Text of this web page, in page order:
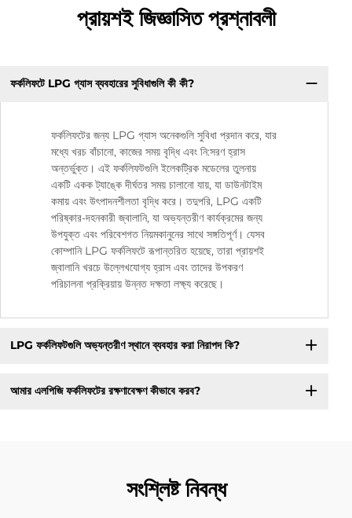
প্রায়শই জিজ্ঞাসিত প্রশ্নাবলী
ফর্কলিফটে LPG গ্যাস ব্যবহারের সুবিধাগুলি কী কী?
ফর্কলিফটের জন্য LPG গ্যাস অনেকগুলি সুবিধা প্রদান করে, যার
মধ্যে খরচ বাঁচানো, কাজের সময় বৃদ্ধি এবং নি:সরণ হ্রাস
অন্তর্ভুক্ত। এই ফর্কলিফটগুলি ইলেকট্রিক মডেলের তুলনায়
একটি একক ট্যাঙ্কে দীর্ঘতর সময় চালানো যায়, যা ডাউনটাইম
কমায় এবং উৎপাদনশীলতা বৃদ্ধি করে। তদুপরি, LPG একটি
পরিষ্কার-দহনকারী জ্বালানি, যা অভ্যন্তরীণ কার্যক্রমের জন্য
উপযুক্ত এবং পরিবেশগত নিয়মকানুনের সাথে সঙ্গতিপূর্ণ। যেসব
কোম্পানি LPG ফর্কলিফটে রূপান্তরিত হয়েছে, তারা প্রায়শই
জ্বালানি খরচে উল্লেখযোগ্য হ্রাস এবং তাদের উপকরণ
পরিচালনা প্রক্রিয়ায় উন্নত দক্ষতা লক্ষ্য করেছে।
LPG ফর্কলিফটগুলি অভ্যন্তরীণ স্থানে ব্যবহার করা নিরাপদ কি?
আমার এলপিজি ফর্কলিফটের রক্ষণাবেক্ষণ কীভাবে করব?
সংশ্লিষ্ট নিবন্ধ